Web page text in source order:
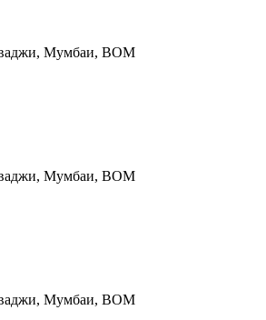
Мумбаи, BOM
Мумбаи, BOM
Мумбаи, BOM